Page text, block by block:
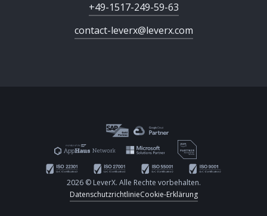
+49-1517-249-59-63
contact-leverx@leverx.com
2026 © LeverX. Alle Rechte vorbehalten.
DatenschutzrichtlinieCookie-Erklärung